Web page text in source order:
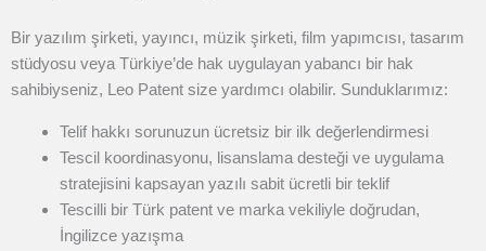
Bir yazılım şirketi, yayıncı, müzik şirketi, film yapımcısı, tasarım
stüdyosu veya Türkiye’de hak uygulayan yabancı bir hak
sahibiyseniz, Leo Patent size yardımcı olabilir. Sunduklarımız:
Telif hakkı sorunuzun ücretsiz bir ilk değerlendirmesi
Tescil koordinasyonu, lisanslama desteği ve uygulama
stratejisini kapsayan yazılı sabit ücretli bir teklif
Tescilli bir Türk patent ve marka vekiliyle doğrudan,
İngilizce yazışma